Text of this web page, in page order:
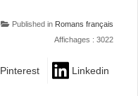
Published in Romans français
Affichages : 3022
Pinterest Linkedin